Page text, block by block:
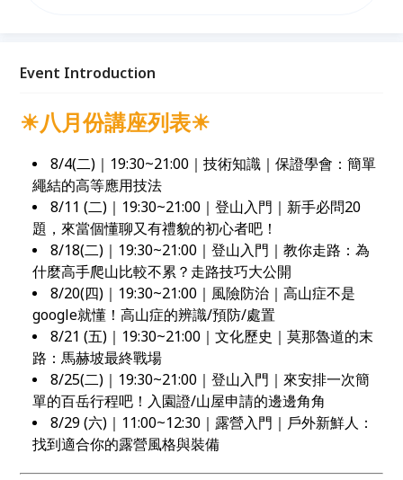
涵對於山對於島的愛，介紹、分享、傳遞給喜歡爬山狗
Event Introduction
☀八月份講座列表☀
8/4(二)｜19:30~21:00｜技術知識｜保證學會：簡單
繩結的高等應用技法
8/11 (二)｜19:30~21:00｜登山入門｜新手必問20
題，來當個懂聊又有禮貌的初心者吧！
8/18(二)｜19:30~21:00｜登山入門｜教你走路：為
什麼高手爬山比較不累？走路技巧大公開
8/20(四)｜19:30~21:00｜風險防治｜高山症不是
google就懂！高山症的辨識/預防/處置
8/21 (五)｜19:30~21:00｜文化歷史｜莫那魯道的末
路：馬赫坡最終戰場
8/25(二)｜19:30~21:00｜登山入門｜來安排一次簡
單的百岳行程吧！入園證/山屋申請的邊邊角角
8/29 (六) ｜11:00~12:30｜ 露營入門 ｜ 戶外新鮮人：
找到適合你的露營風格與裝備